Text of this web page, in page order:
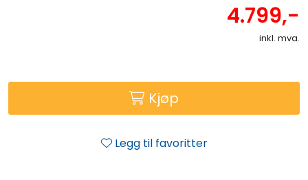
4.799,-
inkl. mva.
Kjøp
Legg til favoritter